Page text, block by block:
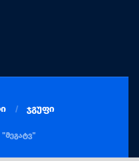
ჯგუფი